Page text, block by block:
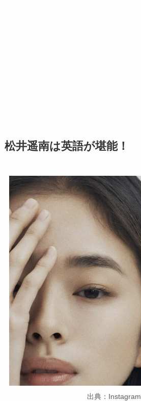
松井遥南は英語が堪能！
出典：Instagram